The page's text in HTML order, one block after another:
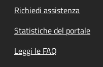
Richiedi assistenza
Statistiche del portale
Leggi le FAQ